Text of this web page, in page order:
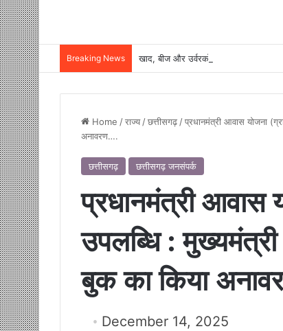
Breaking News
Home /राज्य /छत्तीसगढ़ /प्रधानमंत्री आवास योजना
अनावरण….
छत्तीसगढ़ छत्तीसगढ़ जनसंपर्क
प्रधानमंत्री आवास
उपलब्धि :
बुक का किया
December 14, 2025